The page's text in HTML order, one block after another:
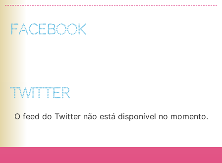
FACEBOOK
TWITTER
O feed do Twitter não está disponível no momento.